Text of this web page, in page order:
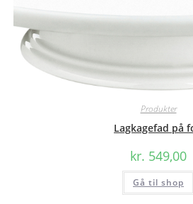
Produkter
Lagkagefad på
kr. 549,00
Gå til shop